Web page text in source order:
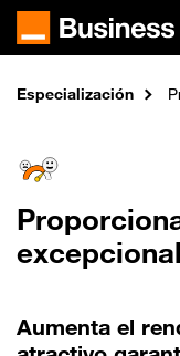
Skip to main content
Inicio
Especialización
Aumenta el